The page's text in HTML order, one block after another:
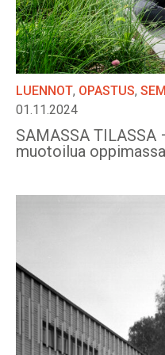
LUENNOT, OPASTUS,
01.11.2024
SAMASSA
muotoilua oppimassa